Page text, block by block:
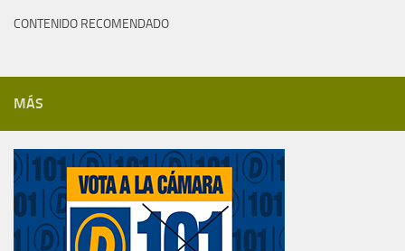
CONTENIDO RECOMENDADO
MÁS